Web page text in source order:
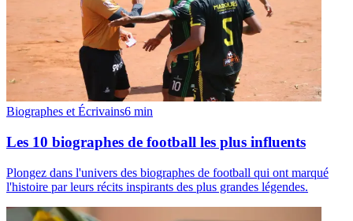
Biographes et Écrivains6 min
Les 10 biographes de football les plus influents
Plongez dans l'univers des biographes de football qui ont marqué
l'histoire par leurs récits inspirants des plus grandes légendes.